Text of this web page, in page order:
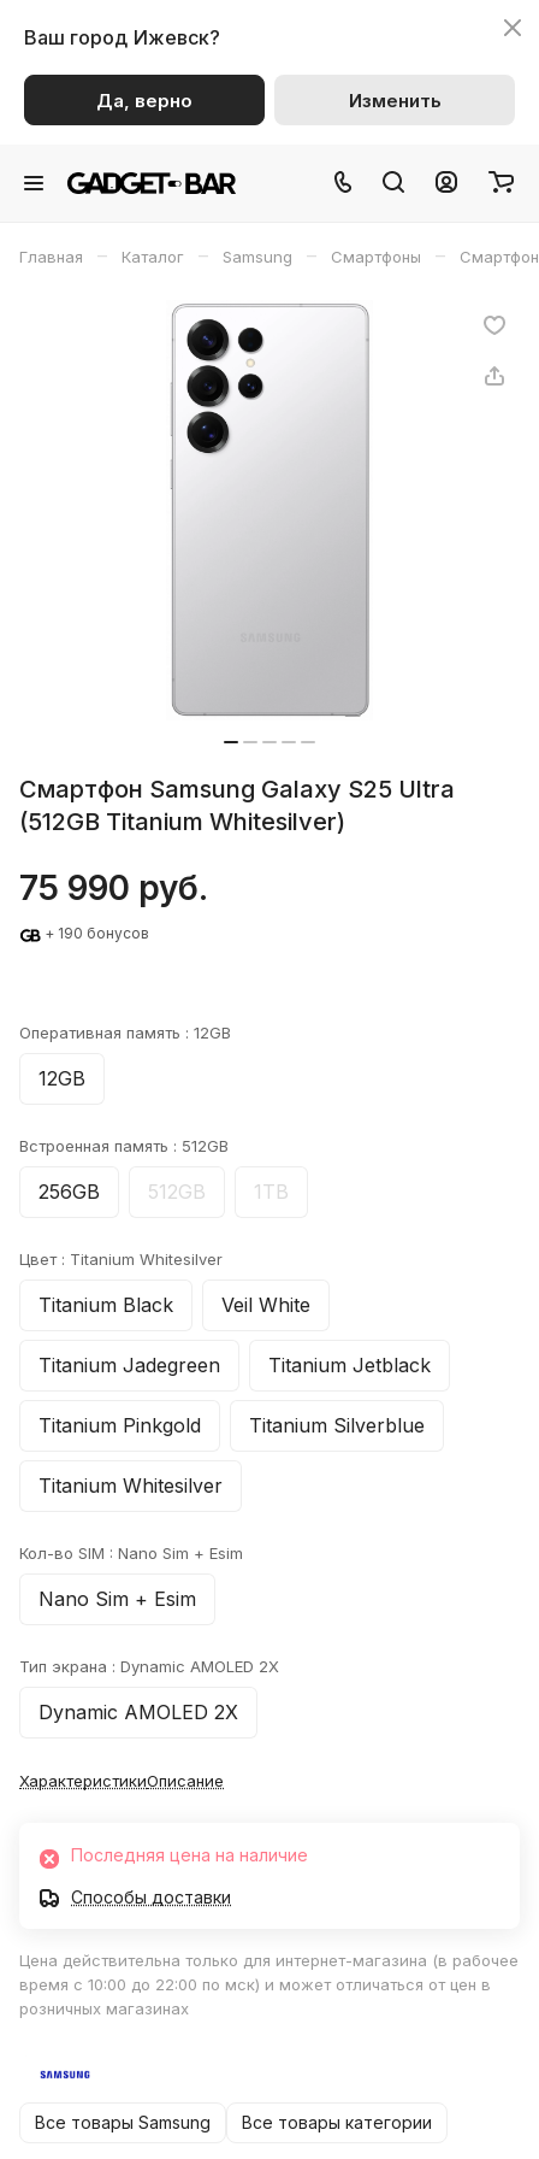
Ваш город Ижевск?
Да, верно Изменить
Главная – Каталог – Samsung – Смартфоны –
Смартфон Samsung Galaxy S25 Ultra
(512GB Titanium Whitesilver)
75 990 руб.
+ 190 бонусов
Оперативная память : 12GB
12GB
Встроенная память : 512GB
256GB 512GB 1TB
Цвет : Titanium Whitesilver
Titanium Black Veil White
Titanium Jadegreen Titanium Jetblack
Titanium Pinkgold Titanium Silverblue
Titanium Whitesilver
Кол-во SIM : Nano Sim + Esim
Nano Sim + Esim
Тип экрана : Dynamic AMOLED 2X
Dynamic AMOLED 2X
ХарактеристикиОписание
Последняя цена на наличие
Способы доставки
Цена действительна только для интернет-магазина (в рабочее
время с 10:00 до 22:00 по мск) и может отличаться от цен в
розничных магазинах
Все товары Samsung Все товары категории